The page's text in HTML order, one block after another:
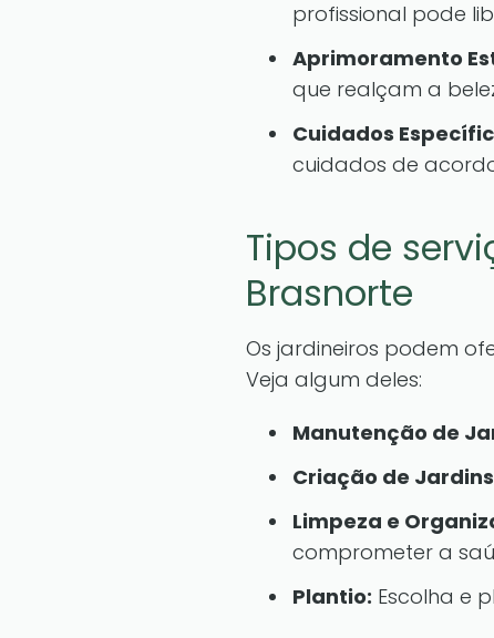
profissional pode
Aprimoramento
que realçam a
Cuidados
cuidados de
Tipos de
Brasnorte
Os jardineiros podem
Veja algum deles:
Manutenção de
Criação de
Limpeza e
comprometer a
Plantio: Escolha e